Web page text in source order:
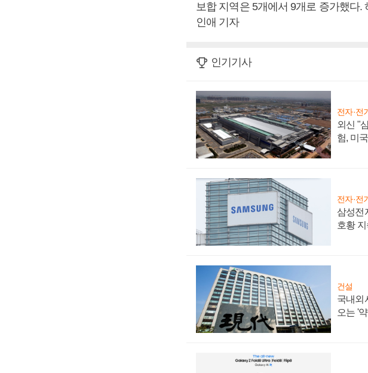
보합 지역은 5개에서 9개로 증가했다.
인애 기자
인기기사
전자·전
외신 "
험, 미
전자·전
삼성전
호황
건설
국내외
오는 '